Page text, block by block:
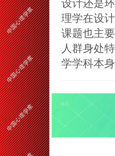
设计还是
理学在设
课题也主
人群身处
学学科本